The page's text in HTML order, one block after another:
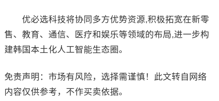
优必选科技将协同多方优势资源,积极拓宽在新零
售、教育、通信、医疗和娱乐等领域的布局,进一步构
建韩国本土化人工智能生态圈。
免责声明：市场有风险，选择需谨慎！此文转自网络
内容仅供参考，不作买卖依据。